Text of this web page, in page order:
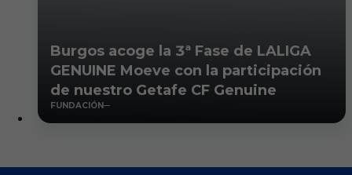
Burgos acoge la 3ª Fase de LALIGA
GENUINE Moeve con la participación
de nuestro Getafe CF Genuine
FUNDACIÓN